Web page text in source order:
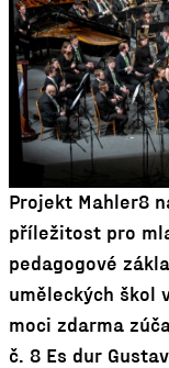
Projekt Mahler8
příležitost pro
pedagogové
uměleckých škol
moci zdarma
č. 8 Es dur